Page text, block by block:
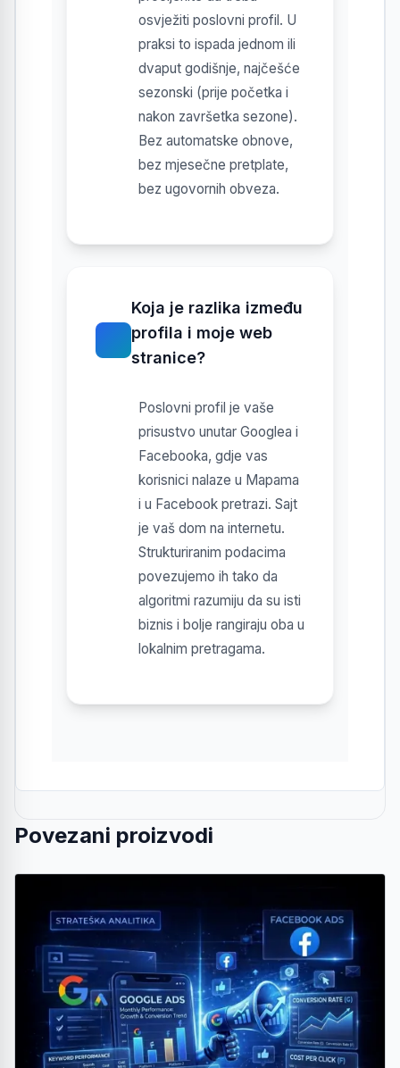
osvježiti poslovni profil. U
praksi to ispada jednom ili
dvaput godišnje, najčešće
sezonski (prije početka i
nakon završetka sezone).
Bez automatske obnove,
bez mjesečne pretplate,
bez ugovornih obveza.
Koja je razlika između
profila i moje web
stranice?
Poslovni profil je vaše
prisustvo unutar Googlea i
Facebooka, gdje vas
korisnici nalaze u Mapama
i u Facebook pretrazi. Sajt
je vaš dom na internetu.
Strukturiranim podacima
povezujemo ih tako da
algoritmi razumiju da su isti
biznis i bolje rangiraju oba u
lokalnim pretragama.
Povezani proizvodi